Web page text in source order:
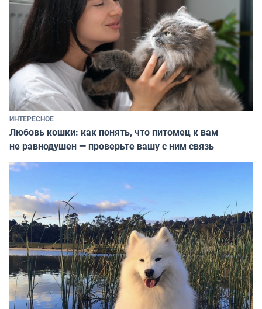
ИНТЕРЕСНОЕ
Любовь кошки: как понять, что питомец к вам
не равнодушен — проверьте вашу с ним связь